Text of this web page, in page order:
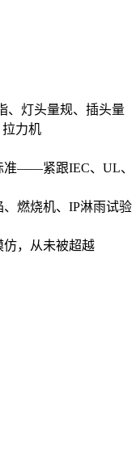
、灯头量规、插头量
力机
准——紧跟IEC、UL、
燃烧机、IP淋雨试验
，从未被超越